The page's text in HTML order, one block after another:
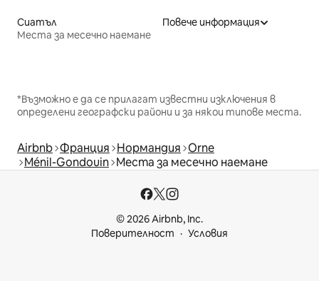
Сиатъл
Места за месечно наемане
Повече информация
*Възможно е да се прилагат известни изключения в
определени географски райони и за някои типове места.
Airbnb Франция Нормандия Orne
Ménil-Gondouin Места за месечно наемане
© 2026 Airbnb, Inc.
Поверителност
Условия